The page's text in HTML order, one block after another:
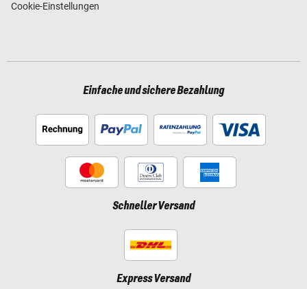
Cookie-Einstellungen
Einfache und sichere Bezahlung
Schneller Versand
Express Versand